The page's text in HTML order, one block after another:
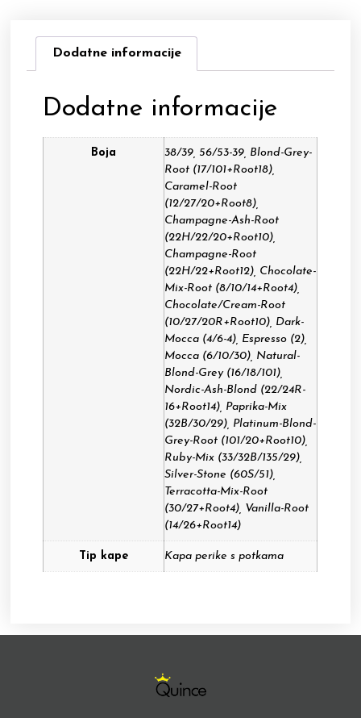
Dodatne informacije
Dodatne informacije
Boja
38/39, 56/53-39, Blond-Grey-
Root (17/101+Root18),
Caramel-Root
(12/27/20+Root8),
Champagne-Ash-Root
(22H/22/20+Root10),
Champagne-Root
(22H/22+Root12), Chocolate-
Mix-Root (8/10/14+Root4),
Chocolate/Cream-Root
(10/27/20R+Root10), Dark-
Mocca (4/6-4), Espresso (2),
Mocca (6/10/30), Natural-
Blond-Grey (16/18/101),
Nordic-Ash-Blond (22/24R-
16+Root14), Paprika-Mix
(32B/30/29), Platinum-Blond-
Grey-Root (101/20+Root10),
Ruby-Mix (33/32B/135/29),
Silver-Stone (60S/51),
Terracotta-Mix-Root
(30/27+Root4), Vanilla-Root
(14/26+Root14)
Tip kape Kapa perike s potkama